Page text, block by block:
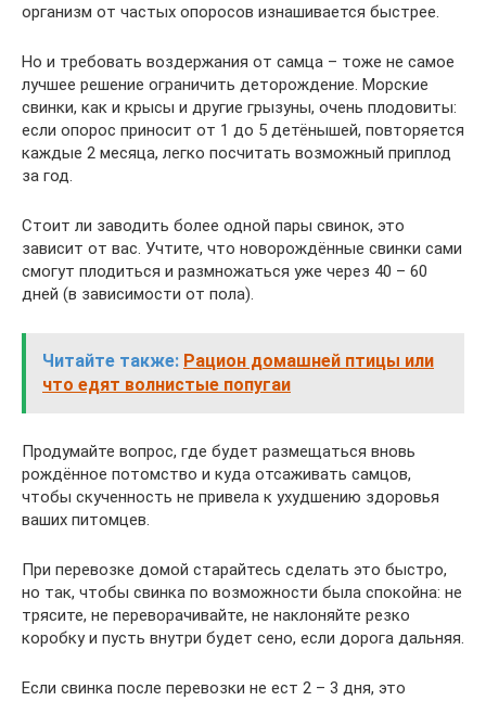
организм от частых опоросов изнашивается быстрее.
Но и требовать воздержания от самца – тоже не самое
лучшее решение ограничить деторождение. Морские
свинки, как и крысы и другие грызуны, очень плодовиты:
если опорос приносит от 1 до 5 детёнышей, повторяется
каждые 2 месяца, легко посчитать возможный приплод
за год.
Стоит ли заводить более одной пары свинок, это
зависит от вас. Учтите, что новорождённые свинки сами
смогут плодиться и размножаться уже через 40 – 60
дней (в зависимости от пола).
Читайте также: Рацион домашней птицы или
что едят волнистые попугаи
Продумайте вопрос, где будет размещаться вновь
рождённое потомство и куда отсаживать самцов,
чтобы скученность не привела к ухудшению здоровья
ваших питомцев.
При перевозке домой старайтесь сделать это быстро,
но так, чтобы свинка по возможности была спокойна: не
трясите, не переворачивайте, не наклоняйте резко
коробку и пусть внутри будет сено, если дорога дальняя.
Если свинка после перевозки не ест 2 – 3 дня, это